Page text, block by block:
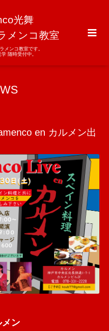
光舞
メンコ教室
メンコ教室です。
随時受付中。
en カルメン出
ン